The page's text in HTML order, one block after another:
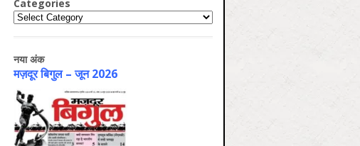
Categories
Categories
नया अंक
मज़दूर बिगुल – जून 2026